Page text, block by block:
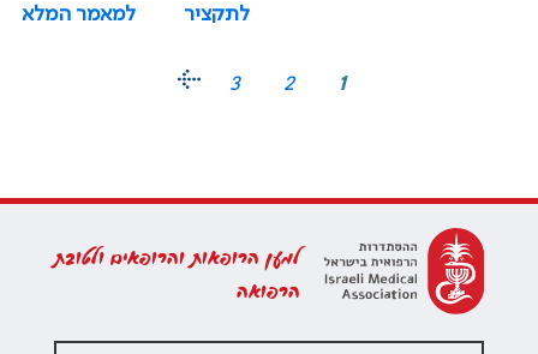
לתקציר
למאמר המלא
1
2
3
למען הרופאות והרופאים ולטובת
הרפואה